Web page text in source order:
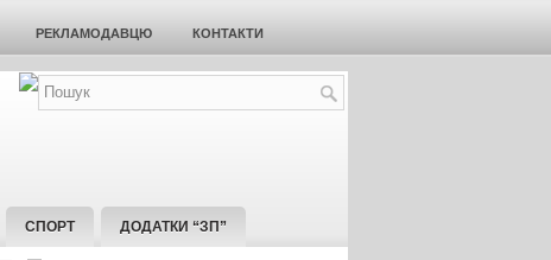
РЕКЛАМОДАВЦЮ КОНТАКТИ
СПОРТ ДОДАТКИ “ЗП”